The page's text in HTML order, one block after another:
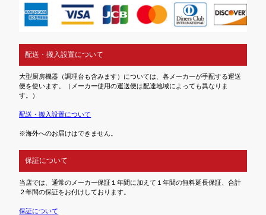
配送・搬入設置について
大型厨房機器（調理台も含みます）については、各メーカーが手配する運送
便を使います。（メーカー使用の運送便は配達地域によっても異なりま
す。）
配送・搬入設置について
※海外へのお届けはできません。
保証について
当店では、通常のメーカー保証１年間に加えて１年間の無料延長保証、合計
２年間の保証をお付けしております。
保証について